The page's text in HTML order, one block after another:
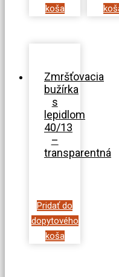
koša
Zmršťovacia
bužírka
s
lepidlom
40/13
–
transparentná
Pridať do
dopytového
koša